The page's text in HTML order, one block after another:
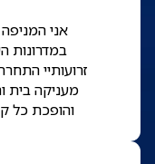
אני
במדרונות
זרועותיי
מעניקה בית
והופכת כל